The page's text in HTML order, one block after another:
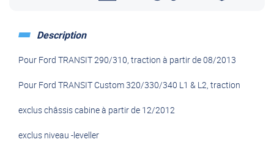
Description
Pour Ford TRANSIT 290/310, traction à partir de 08/2013
Pour Ford TRANSIT Custom 320/330/340 L1 & L2, traction
exclus châssis cabine à partir de 12/2012
exclus niveau -leveller